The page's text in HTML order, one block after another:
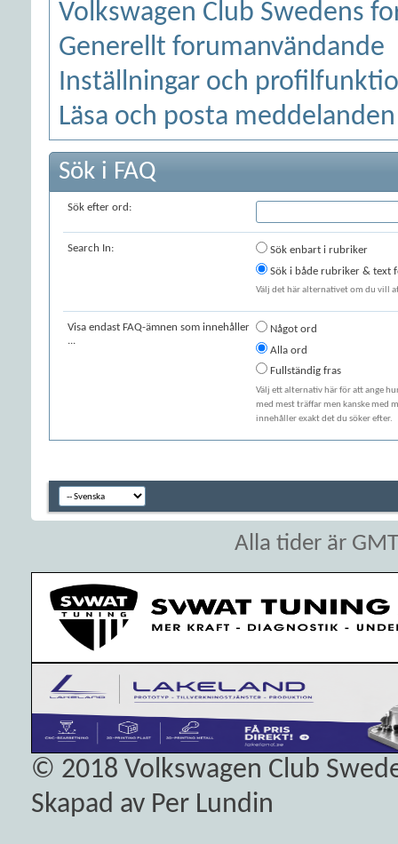
Volkswagen Club Swedens
Generellt forumanvändande
Inställningar och
Läsa och posta meddelanden
Sök i FAQ
Sök efter ord:
Search In:
Sök enbart i rubriker
Sök i både rubriker & text
Välj det här alternativet om du vill
Visa endast FAQ-ämnen som innehåller
...
Något ord
Alla ord
Fullständig fras
Välj ett alternativ här för att ange
med mest träffar men kanske med
innehåller exakt det du söker efter.
Alla tider är
© 2018 Volkswagen Club
Skapad av Per Lundin